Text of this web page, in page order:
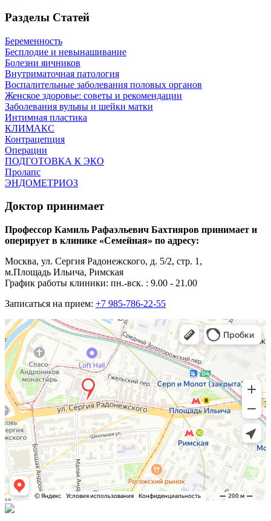
Разделы Статей
Беременность
Бесплодие и невынашивание
Болезни яичников
Внутриматочная патология
Воспалительные заболевания половых органов
Женское здоровье: советы и рекомендации
Заболевания вульвы и шейки матки
Интимная пластика
КЛИМАКС
Контрацепция
Операции
ПОДГОТОВКА К ЭКО
Пролапс
ЭНДОМЕТРИОЗ
Доктор принимает
Профессор Камиль Рафаэльевич Бахтияров принимает и
оперирует в клинике «Семейная» по адресу:
Москва, ул. Сергия Радонежского, д. 5/2, стр. 1,
м.Площадь Ильича, Римская
График работы клиники: пн.-вск. : 9.00 - 21.00
Записаться на прием: +7 985-786-22-55